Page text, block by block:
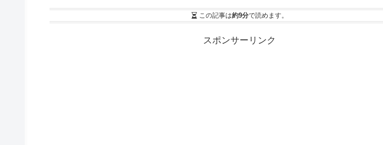
この記事は約9分で読めます。
スポンサーリンク